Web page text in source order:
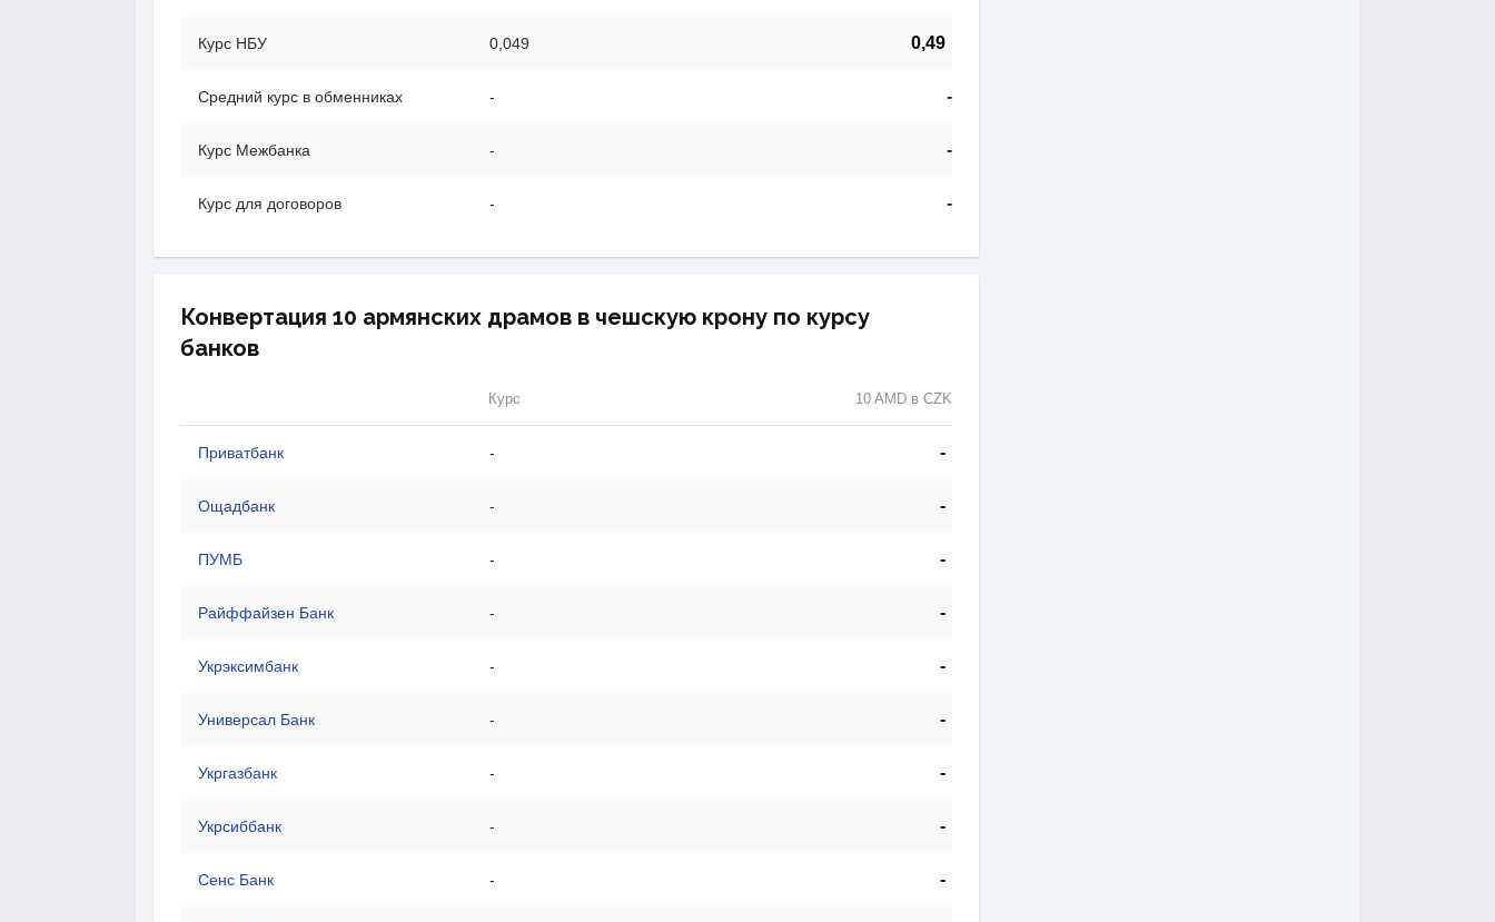
Курс НБУ 0,049 0,49
Средний курс в обменниках - -
Курс Межбанка - -
Курс для договоров - -
Конвертация 10 армянских драмов в чешскую крону по курсу
банков
Курс 10 AMD в CZK
Приватбанк - -
Ощадбанк - -
ПУМБ - -
Райффайзен Банк - -
Укрэксимбанк - -
Универсал Банк - -
Укргазбанк - -
Укрсиббанк - -
Сенс Банк - -